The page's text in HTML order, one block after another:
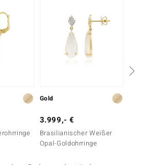
Gold
3.999,- €
Brasilianischer Weißer
Opal-Goldohrringe